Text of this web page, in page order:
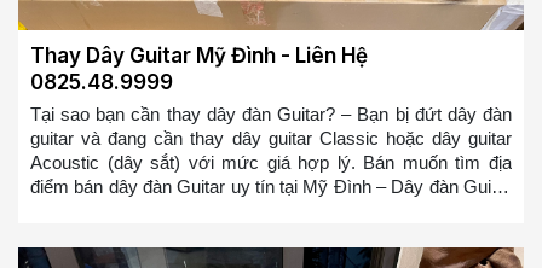
Thay Dây Guitar Mỹ Đình - Liên Hệ
0825.48.9999
Tại sao bạn cần thay dây đàn Guitar? – Bạn bị đứt dây đàn
guitar và đang cần thay dây guitar Classic hoặc dây guitar
Acoustic (dây sắt) với mức giá hợp lý. Bán muốn tìm địa
điểm bán dây đàn Guitar uy tín tại Mỹ Đình – Dây đàn Guitar
hơn, bạn sẽ không bị ức chế nữa khi chơi đàn Guitar so với